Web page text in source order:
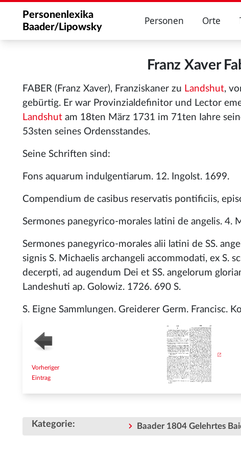
Personenlexika
Baader/Lipowsky
Personen Orte
Franz Xaver
FABER (Franz Xaver), Franziskaner zu Landshut,
gebürtig. Er war Provinzialdefinitor und Lector
Landshut am 18ten März 1731 im 71ten Iahre
53sten seines Ordensstandes.
Seine Schriften sind:
Fons aquarum indulgentiarum. 12. Ingolst. 1699.
Compendium de casibus reservatis pontificiis,
Sermones panegyrico-morales latini de angelis. 4.
Sermones panegyrico-morales alii latini de SS.
signis S. Michaelis archangeli accommodati, ex S.
decerpti, ad augendum Dei et SS. angelorum
Landeshuti ap. Golowiz. 1726. 690 S.
S. Eigne Sammlungen. Greiderer Germ. Francisc.
Vorheriger
Eintrag
Kategorie: Baader 1804 Gelehrtes